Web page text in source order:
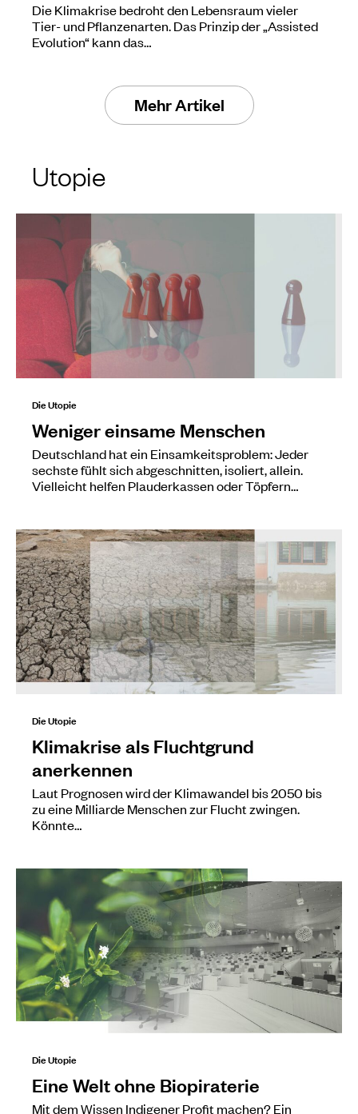
Die Klimakrise bedroht den Lebensraum vieler
Tier- und Pflanzenarten. Das Prinzip der „Assisted
Evolution“ kann das…
Mehr Artikel
Utopie
Die Utopie
Weniger einsame Menschen
Deutschland hat ein Einsamkeitsproblem: Jeder
sechste fühlt sich abgeschnitten, isoliert, allein.
Vielleicht helfen Plauderkassen oder Töpfern…
Die Utopie
Klimakrise als Fluchtgrund
anerkennen
Laut Prognosen wird der Klimawandel bis 2050 bis
zu eine Milliarde Menschen zur Flucht zwingen.
Könnte…
Die Utopie
Eine Welt ohne Biopiraterie
Mit dem Wissen Indigener Profit machen? Ein